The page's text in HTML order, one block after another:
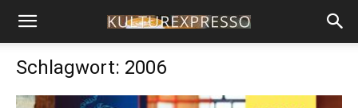
Schlagwort: 2006